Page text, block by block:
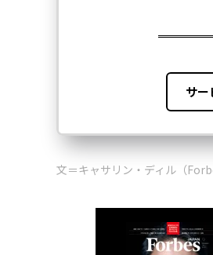
文＝キャサリン・ディル（